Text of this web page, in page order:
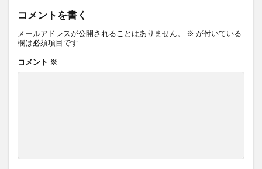
コメントを書く
メールアドレスが公開されることはありません。 ※ が付いている
欄は必須項目です
コメント ※